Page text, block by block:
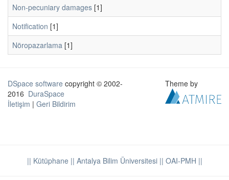
Non-pecuniary damages [1]
Notification [1]
Nöropazarlama [1]
DSpace software copyright © 2002-
2016 DuraSpace
İletişim | Geri Bildirim
Theme by
|| Kütüphane || Antalya Bilim Üniversitesi || OAI-PMH ||